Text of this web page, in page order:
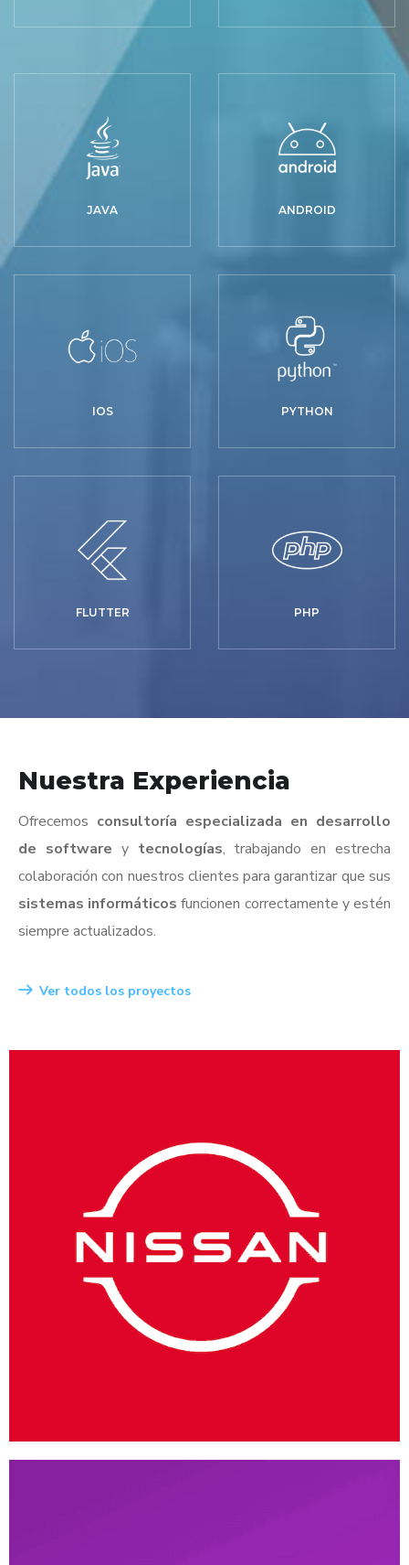
JAVA ANDROID
IOS PYTHON
FLUTTER PHP
Nuestra Experiencia
Ofrecemos consultoría especializada en desarrollo
de software y tecnologías, trabajando en estrecha
colaboración con nuestros clientes para garantizar que sus
sistemas informáticos funcionen correctamente y estén
siempre actualizados.
Ver todos los proyectos